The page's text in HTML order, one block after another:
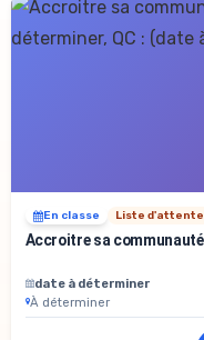
En classe Liste d'attente
Accroitre sa
date à déterminer
À déterminer